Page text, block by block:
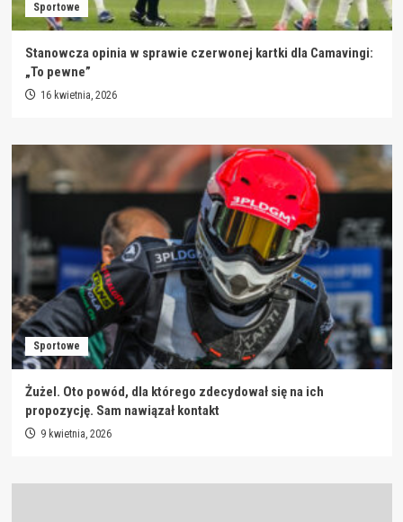
Sportowe
Stanowcza opinia w sprawie czerwonej kartki dla Camavingi:
„To pewne”
16 kwietnia, 2026
Sportowe
Żużel. Oto powód, dla którego zdecydował się na ich
propozycję. Sam nawiązał kontakt
9 kwietnia, 2026